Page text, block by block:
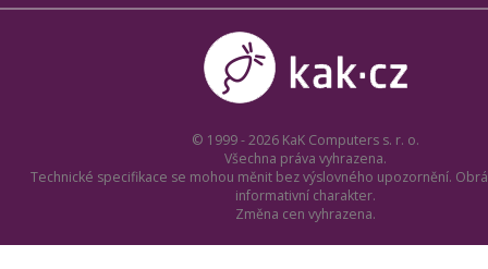
© 1999 - 2026 KaK Computers s. r. o.
Všechna práva vyhrazena.
Technické specifikace se mohou měnit bez výslovného upozornění.
informativní charakter.
Změna cen vyhrazena.